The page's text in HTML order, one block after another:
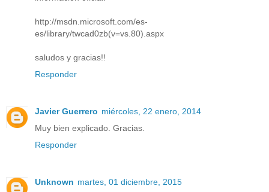
http://msdn.microsoft.com/es-
es/library/twcad0zb(v=vs.80).aspx
saludos y gracias!!
Responder
Javier Guerrero miércoles, 22 enero, 2014
Muy bien explicado. Gracias.
Responder
Unknown martes, 01 diciembre, 2015